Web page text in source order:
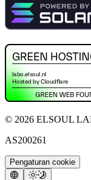
© 2026 ELSOUL
AS200261
Pengaturan cookie